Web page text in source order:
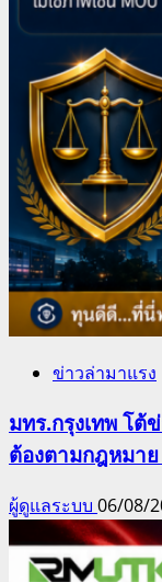
ข่าวล่ามาแรง
มทร.กรุงเทพ โต้
ต้องตามกฎหมา
ผู้ดูแลระบบ 06/08/